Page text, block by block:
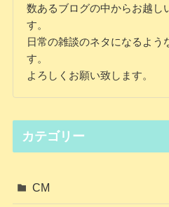
数あるブログの中からお越し
す。
日常の雑談のネタになるよう
す。
よろしくお願い致します。
カテゴリー
CM